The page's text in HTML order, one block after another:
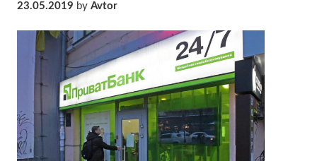
23.05.2019 by Avtor